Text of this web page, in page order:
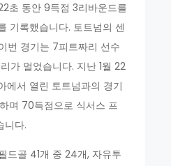
초 동안 9득점 3리바운드를
기록했습니다. 토트넘의 센
번 경기는 7피트짜리 선수
가 멀었습니다. 지난 1월 22
에서 열린 토트넘과의 경기
며 70득점으로 식서스 프
니다.
드골 41개 중 24개, 자유투